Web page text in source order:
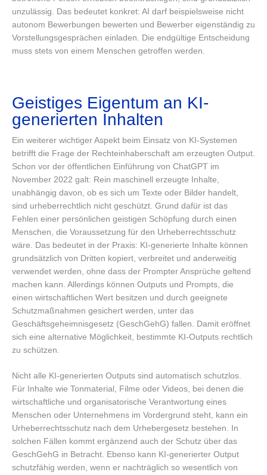
unzulässig. Das bedeutet konkret: AI darf beispielsweise nicht
autonom Bewerbungen bewerten und Bewerber eigenständig zu
Vorstellungsgesprächen einladen. Die endgültige Entscheidung
muss stets von einem Menschen getroffen werden.
Geistiges Eigentum an KI-
generierten Inhalten
Ein weiterer wichtiger Aspekt beim Einsatz von KI-Systemen
betrifft die Frage der Rechteinhaberschaft am erzeugten Output.
Schon vor der öffentlichen Einführung von ChatGPT im
November 2022 galt: Rein maschinell erzeugte Inhalte,
unabhängig davon, ob es sich um Texte oder Bilder handelt,
sind urheberrechtlich nicht geschützt. Grund dafür ist das
Fehlen einer persönlichen geistigen Schöpfung durch einen
Menschen, die Voraussetzung für den Urheberrechtsschutz
wäre. Das bedeutet in der Praxis: KI-generierte Inhalte können
grundsätzlich von Dritten kopiert, verbreitet und anderweitig
verwendet werden, ohne dass der Prompter Ansprüche geltend
machen kann. Allerdings können Outputs und Prompts, die
einen wirtschaftlichen Wert besitzen und durch geeignete
Schutzmaßnahmen gesichert werden, unter das
Geschäftsgeheimnisgesetz (GeschGehG) fallen. Damit eröffnet
sich eine alternative Möglichkeit, bestimmte KI-Outputs rechtlich
zu schützen.
Nicht alle KI-generierten Outputs sind automatisch schutzlos.
Für Inhalte wie Tonmaterial, Filme oder Videos, bei denen die
wirtschaftliche und organisatorische Verantwortung eines
Menschen oder Unternehmens im Vordergrund steht, kann ein
Urheberrechtsschutz nach dem Urhebergesetz bestehen. In
solchen Fällen kommt ergänzend auch der Schutz über das
GeschGehG in Betracht. Ebenso kann KI-generierter Output
schutzfähig werden, wenn er nachträglich so wesentlich von